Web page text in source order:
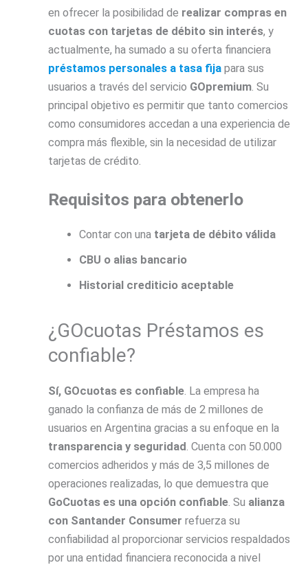
en ofrecer la posibilidad de realizar compras en
cuotas con tarjetas de débito sin interés, y
actualmente, ha sumado a su oferta financiera
préstamos personales a tasa fijapara sus
usuarios a través del servicio GOpremium. Su
principal objetivo es permitir que tanto comercios
como consumidores accedan a una experiencia de
compra más flexible, sin la necesidad de utilizar
tarjetas de crédito.
Requisitos para obtenerlo
Contar con una tarjeta de débito válida
CBU o alias bancario
Historial crediticio aceptable
¿GOcuotas Préstamos es
confiable?
Sí, GOcuotas es confiable. La empresa ha
ganado la confianza de más de 2 millones de
usuarios en Argentina gracias a su enfoque en la
transparencia y seguridad . Cuenta con 50.000
comercios adheridos y más de 3,5 millones de
operaciones realizadas, lo que demuestra que
GoCuotas es una opción confiable. Su alianza
con Santander Consumer refuerza su
confiabilidad al proporcionar servicios respaldados
por una entidad financiera reconocida a nivel